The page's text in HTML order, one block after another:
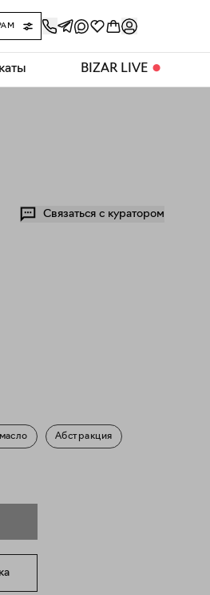
BIZAR LIVE ⬤
Связаться с куратором
Абстракция